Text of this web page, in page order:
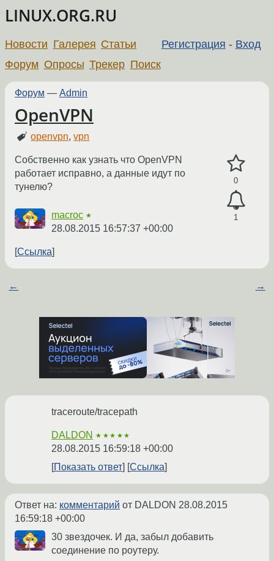
LINUX.ORG.RU
Регистрация - Вход
Новости Галерея Статьи
Форум Опросы Трекер Поиск
Форум — Admin
OpenVPN
openvpn,vpn
0
1
Собственно как узнать что OpenVPN
работает исправно, а данные идут по
тунелю?
macroc ★
28.08.2015 16:57:37 +00:00
Ссылка
← →
traceroute/tracepath
DALDON ★★★★★
28.08.2015 16:59:18 +00:00
Показать ответ
Ссылка
Ответ на: комментарий от DALDON 28.08.2015
16:59:18 +00:00
30 звездочек. И да, забыл добавить
соединение по роутеру.